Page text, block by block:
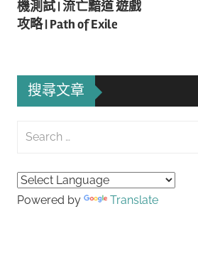
機測試 | 流亡黯道 遊戲
攻略 | Path of Exile
搜尋文章
Search
Powered by Translate